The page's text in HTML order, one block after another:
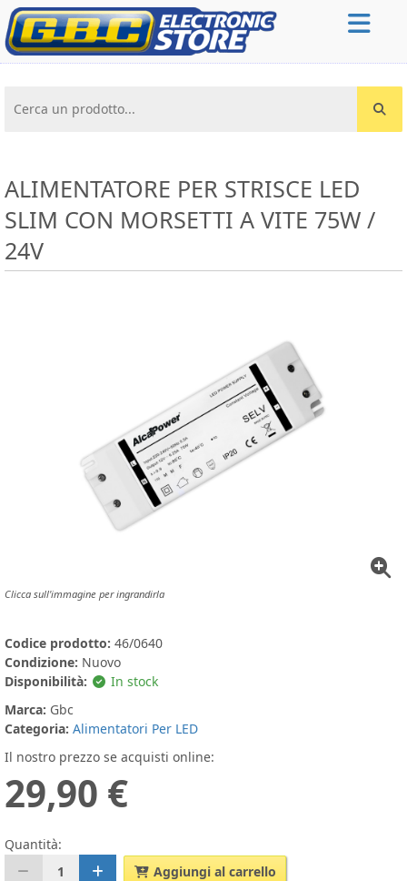
Cerca un prodotto...
ALIMENTATORE PER STRISCE LED
SLIM CON MORSETTI A VITE 75W /
24V
Clicca sull'immagine per ingrandirla
Codice prodotto: 46/0640
Condizione: Nuovo
Disponibilità:
In stock
Marca: Gbc
Categoria: Alimentatori Per LED
Il nostro prezzo se acquisti online:
29,90 €
Quantità:
1
Aggiungi al carrello